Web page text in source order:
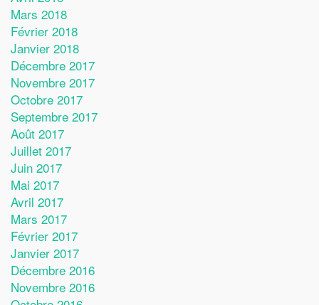
Mars 2018
Février 2018
Janvier 2018
Décembre 2017
Novembre 2017
Octobre 2017
Septembre 2017
Août 2017
Juillet 2017
Juin 2017
Mai 2017
Avril 2017
Mars 2017
Février 2017
Janvier 2017
Décembre 2016
Novembre 2016